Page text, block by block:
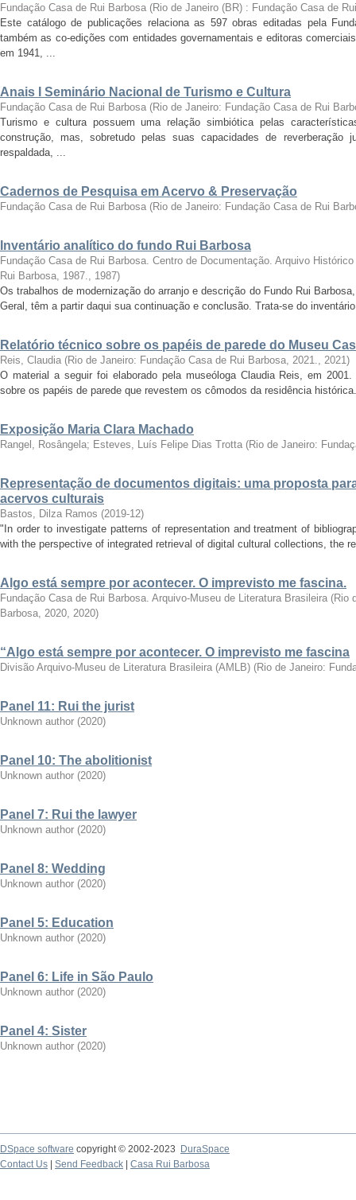
Fundação Casa de Rui Barbosa (Rio de Janeiro (BR) : Fundação Casa de
Este catálogo de publicações relaciona as 597 obras editadas pela
também as co-edições com entidades governamentais e editoras
em 1941, ...
Anais I Seminário Nacional de Turismo e Cultura
Fundação Casa de Rui Barbosa (Rio de Janeiro: Fundação Casa de Rui
Turismo e cultura possuem uma relação simbiótica pelas
construção, mas, sobretudo pelas suas capacidades de reverberação
respaldada, ...
Cadernos de Pesquisa em Acervo & Preservação
Fundação Casa de Rui Barbosa (Rio de Janeiro: Fundação Casa de Rui
Inventário analítico do fundo Rui Barbosa
Fundação Casa de Rui Barbosa. Centro de Documentação. Arquivo Histórico
Rui Barbosa, 1987., 1987)
Os trabalhos de modernização do arranjo e descrição do Fundo Rui
Geral, têm a partir daqui sua continuação e conclusão. Trata-se do
Relatório técnico sobre os papéis de parede do Museu
Reis, Claudia (Rio de Janeiro: Fundação Casa de Rui Barbosa, 2021., 2021)
O material a seguir foi elaborado pela museóloga Claudia Reis, em
sobre os papéis de parede que revestem os cômodos da residência
Exposição Maria Clara Machado
Rangel, Rosângela; Esteves, Luís Felipe Dias Trotta (Rio de Janeiro:
Representação de documentos digitais: uma proposta
acervos culturais
Bastos, Dilza Ramos (2019-12)
"In order to investigate patterns of representation and treatment of
with the perspective of integrated retrieval of digital cultural collections, the
Algo está sempre por acontecer. O imprevisto me fascina.
Fundação Casa de Rui Barbosa. Arquivo-Museu de Literatura Brasileira (Rio
Barbosa, 2020, 2020)
“Algo está sempre por acontecer. O imprevisto me fascina
Divisão Arquivo-Museu de Literatura Brasileira (AMLB) (Rio de Janeiro:
Panel 11: Rui the jurist
Unknown author (2020)
Panel 10: The abolitionist
Unknown author (2020)
Panel 7: Rui the lawyer
Unknown author (2020)
Panel 8: Wedding
Unknown author (2020)
Panel 5: Education
Unknown author (2020)
Panel 6: Life in São Paulo
Unknown author (2020)
Panel 4: Sister
Unknown author (2020)
DSpace software copyright © 2002-2023
DuraSpace
Contact Us
Send Feedback Casa Rui Barbosa